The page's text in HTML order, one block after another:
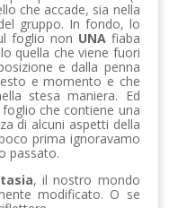
che accade, sia nella
gruppo. In fondo, lo
foglio non UNAfiaba
quella che viene fuori
e dalla penna
e momento e che
stesa maniera. Ed
foglio che contiene una
di alcuni aspetti della
prima ignoravamo
passato.
, il nostro mondo
modificato. O se